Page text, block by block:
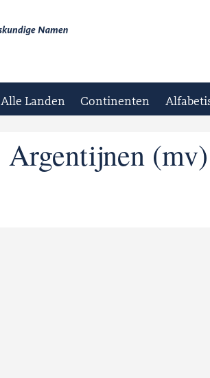
Alle Landen Continenten
Argentijnen (mv)